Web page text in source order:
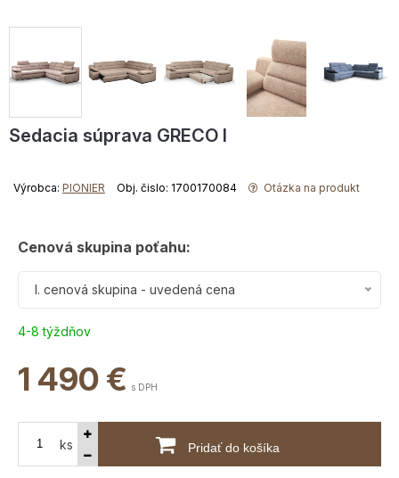
Sedacia súprava GRECO I
Výrobca: PIONIER Obj. čislo: 1700170084 Otázka na produkt
Cenová skupina poťahu:
I. cenová skupina - uvedená cena
4-8 týždňov
1 490 € s DPH
ks Pridať do košíka